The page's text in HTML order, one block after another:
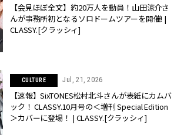
【会見ほぼ全文】約20万人を動員！山田涼介さ
んが事務所初となるソロドームツアーを開催! |
CLASSY.[クラッシィ]
CULTURE Jul, 21, 2026
【速報】SixTONES松村北斗さんが表紙にカムバ
ック！ CLASSY.10月号の＜増刊 Special Edition
＞カバーに登場！ | CLASSY.[クラッシィ]